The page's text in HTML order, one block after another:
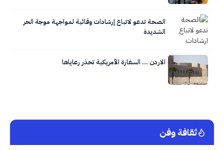
الصحة تدعو لاتباع إرشادات وقائية لمواجهة موجة الحر
الشديدة
الاردن … السفارة الأمريكية تحذر رعاياها
ثقافة وفن